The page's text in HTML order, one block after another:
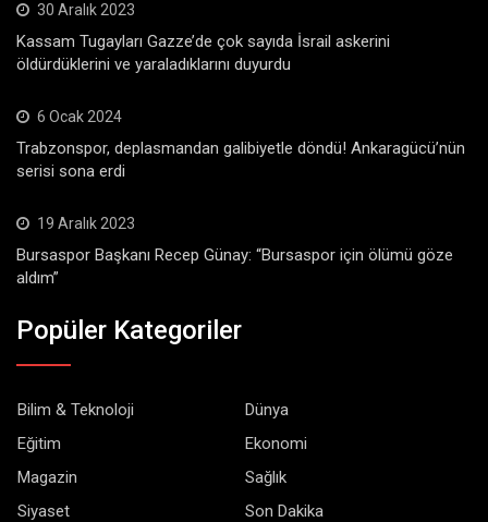
30 Aralık 2023
Kassam Tugayları Gazze’de çok sayıda İsrail askerini
öldürdüklerini ve yaraladıklarını duyurdu
6 Ocak 2024
Trabzonspor, deplasmandan galibiyetle döndü! Ankaragücü’nün
serisi sona erdi
19 Aralık 2023
Bursaspor Başkanı Recep Günay: “Bursaspor için ölümü göze
aldım”
Popüler Kategoriler
Bilim & Teknoloji
Dünya
Eğitim
Ekonomi
Magazin
Sağlık
Siyaset
Son Dakika